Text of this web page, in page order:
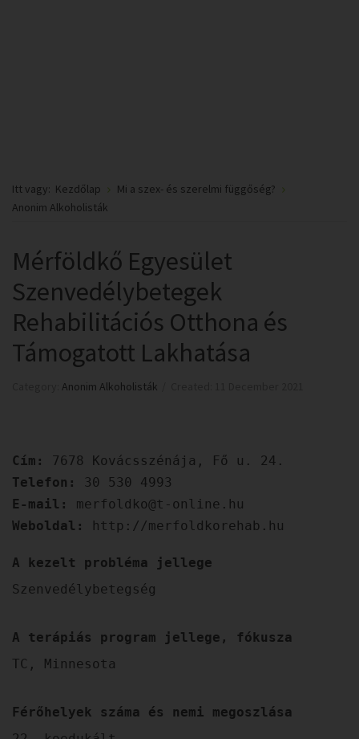
Itt vagy: Kezdőlap
Mi a szex- és szerelmi függőség?
Anonim Alkoholisták
Mérföldkő Egyesület
Szenvedélybetegek
Rehabilitációs Otthona és
Támogatott Lakhatása
Anonim Alkoholisták
Cím:
7678 Kovácsszénája, Fő u. 24.
Telefon:
30 530 4993
E-mail:
merfoldko@t-online.hu
Weboldal:
http://merfoldkorehab.hu
A kezelt probléma jellege
Szenvedélybetegség
A terápiás program jellege, fókusza
TC, Minnesota
Férőhelyek száma és nemi megoszlása